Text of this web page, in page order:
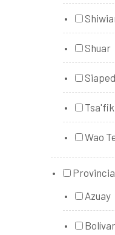
Shuar
Wao
Provincia
Azuay
Bolívar